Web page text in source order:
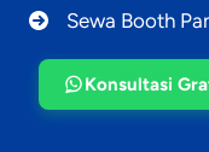
Sewa Booth
Konsultasi